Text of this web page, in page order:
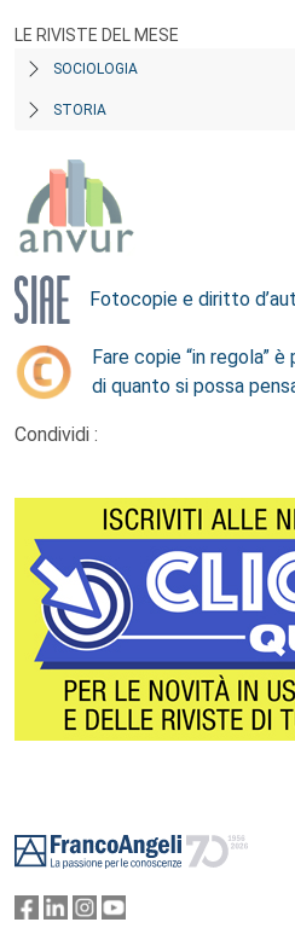
LE RIVISTE DEL MESE
SOCIOLOGIA
STORIA
Fotocopie e diritto
Fare copie “in regola”
di quanto si possa
Condividi :